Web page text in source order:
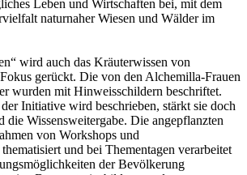
Leben und Wirtschaften bei, mit dem
naturnaher Wiesen und Wälder im
wird auch das Kräuterwissen von
gerückt. Die von den Alchemilla-Frauen
wurden mit Hinweisschildern beschriftet.
Initiative wird beschrieben, stärkt sie doch
die Wissensweitergabe. Die angepflanzten
von Workshops und
und bei Thementagen verarbeitet
der Bevölkerung